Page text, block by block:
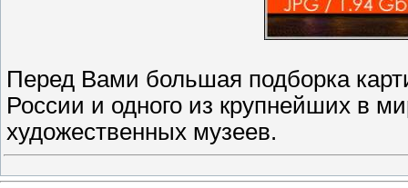
Перед Вами большая подборка
России и одного из крупнейших в
художественных музеев.